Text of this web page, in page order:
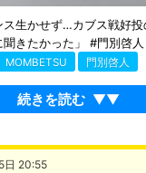
ス生かせず…カブス戦好
聞きたかった」 #門別啓
MOMBETSU 門別啓人
続きを読む ▼▼
日 20:55